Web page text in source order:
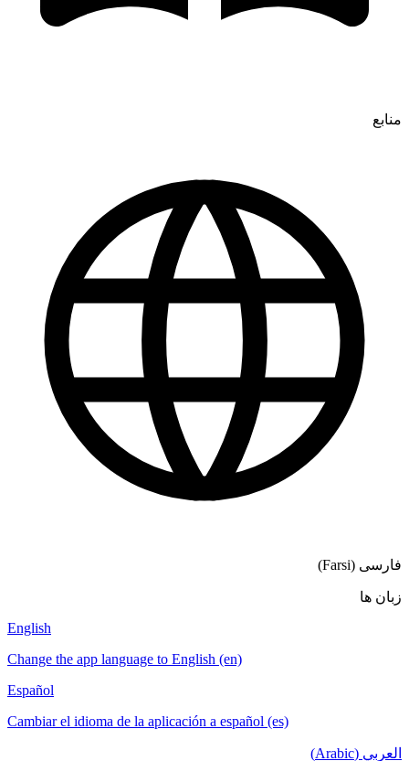
Change the app language to English (en)
Cambiar el idioma de la aplicación a